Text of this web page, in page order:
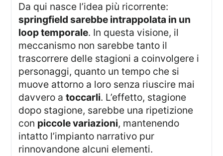
Da qui nasce l’idea più ricorrente:
springfield sarebbe intrappolata in un
loop temporale. In questa visione, il
meccanismo non sarebbe tanto il
trascorrere delle stagioni a coinvolgere i
personaggi, quanto un tempo che si
muove attorno a loro senza riuscire mai
davvero atoccarli. L’effetto, stagione
dopo stagione, sarebbe una ripetizione
con piccole variazioni, mantenendo
intatto l’impianto narrativo pur
rinnovandone alcuni elementi.